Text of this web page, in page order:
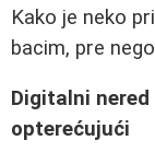
Kako je neko
bacim, pre
Digitalni
opterećujući